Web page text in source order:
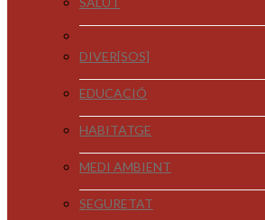
DIVER[SOS]
EDUCACIÓ
HABITATGE
MEDI AMBIENT
SEGURETAT